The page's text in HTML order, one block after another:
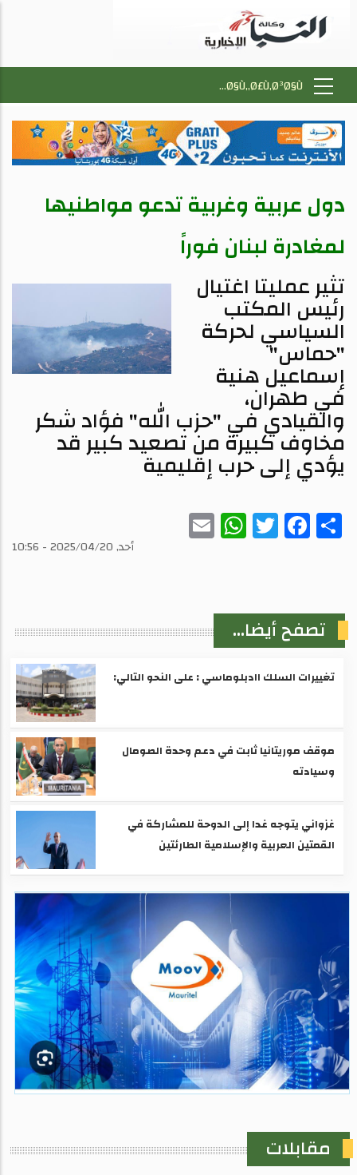
دول عربية وغربية تدعو مواطنيها
لمغادرة لبنان فوراً
تثير عمليتا اغتيال
رئيس المكتب
السياسي لحركة
"حماس"
إسماعيل هنية
في طهران،
والقيادي في "حزب الله" فؤاد شكر
مخاوف كبيرة من تصعيد كبير قد
يؤدي إلى حرب إقليمية
Share
Facebook
Twitter
WhatsAppأحد, 2025/04/20 - 10:56
تصفح أيضا...
تغييرات السلك اادبلوماسي : على النحو التالي:
موقف موريتانيا ثابت في دعم وحدة الصومال
وسيادته
غزواني يتوجه غدا إلى الدوحة للمشاركة في
القمتين العربية والإسلامية الطارئتين
مقابلات